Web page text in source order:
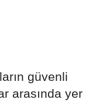
güvenli
arasında yer